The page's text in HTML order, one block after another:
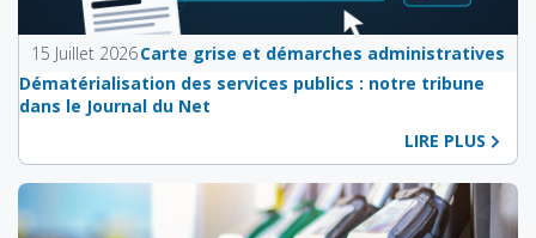
15 Juillet 2026Carte grise et démarches administratives
Dématérialisation des services publics : notre tribune
dans le Journal du Net
LIRE PLUS